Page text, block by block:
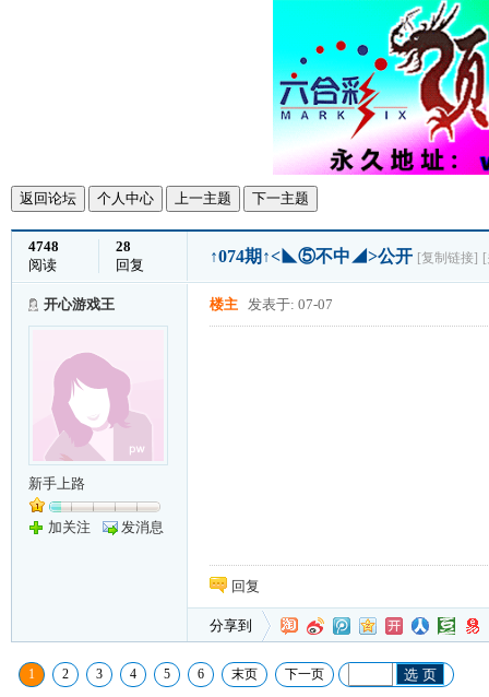
返回论坛 个人中心 上一主题 下一主题
4748
阅读
28
回复
↑074期↑<◣⑤不中◢>公开 [复制链接]
开心游戏王
新手上路
加关注 发消息
楼主 发表于: 07-07
回复
分享到
1 2 3 4 5 6 末页 下一页 选 页